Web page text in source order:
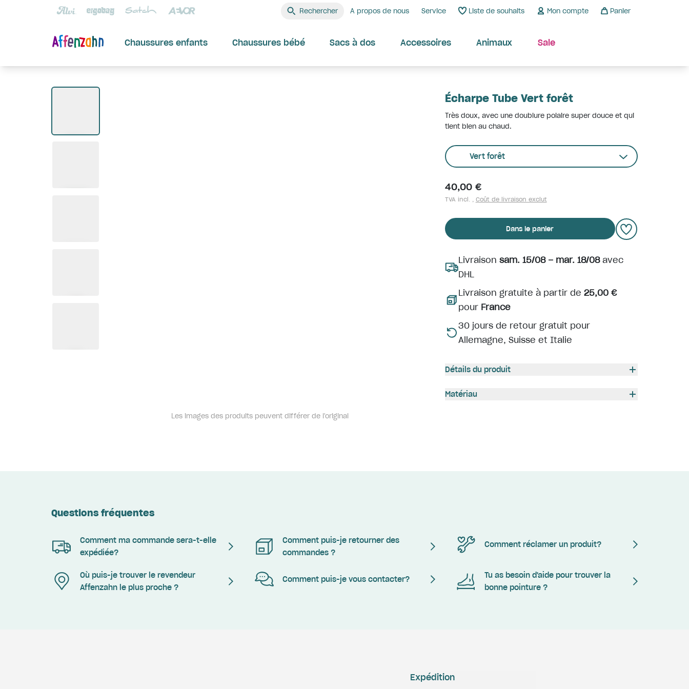
Rechercher A propos de nous Service Liste de souhaits Mon compte Panier
Chaussures enfants Chaussures bébé Sacs à dos Accessoires Animaux Sale
Les images des produits peuvent différer de l'original
Écharpe Tube Vert forêt
Très doux, avec une doublure polaire super douce et qui
tient bien au chaud.
Vert forêt
40,00 €
TVA incl. , Coût de livraison exclut
Dans le panier
Livraison sam. 15/08 – mar. 18/08avec
DHL
Livraison gratuite à partir de 25,00 €
pour France
30 jours de retour gratuit pour
Allemagne, Suisse et Italie
Détails du produit
Matériau
Questions fréquentes
Comment ma commande sera-t-elle
expédiée?
Comment puis-je retourner des
commandes ?
Comment réclamer un produit?
Où puis-je trouver le revendeur
Affenzahn le plus proche ?
Comment puis-je vous contacter?
Tu as besoin d'aide pour trouver la
bonne pointure ?
Expédition